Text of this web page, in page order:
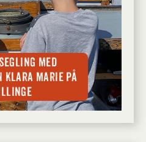
med
Klara Marie på